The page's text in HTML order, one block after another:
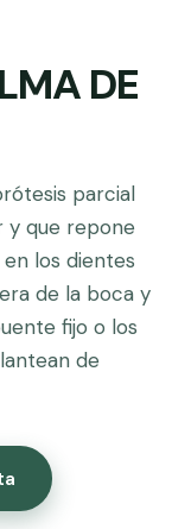
DE
parcial
y que repone
los dientes
de la boca y
fijo o los
de